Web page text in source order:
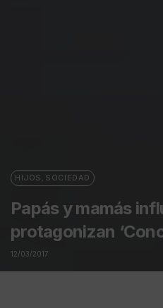
HIJOS , SOCIEDAD
Papás y mamás
protagonizan
12/03/2017